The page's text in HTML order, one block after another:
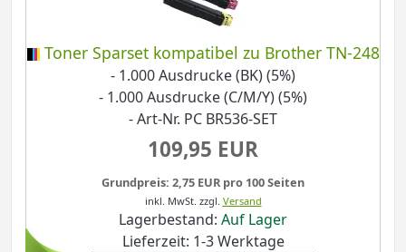
Toner Sparset kompatibel zu Brother TN-248
- 1.000 Ausdrucke (BK) (5%)
- 1.000 Ausdrucke (C/M/Y) (5%)
- Art-Nr. PC BR536-SET
109,95 EUR
Grundpreis: 2,75 EUR pro 100 Seiten
inkl. MwSt. zzgl. Versand
Lagerbestand: Auf Lager
Lieferzeit: 1-3 Werktage